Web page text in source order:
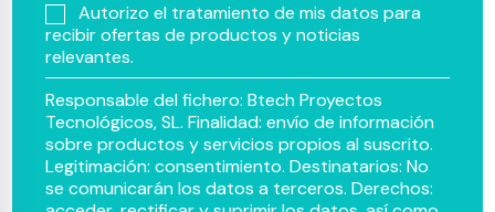
Autorizo el tratamiento de mis datos para
recibir ofertas de productos y noticias
relevantes.
Responsable del fichero: Btech Proyectos
Tecnológicos, SL. Finalidad: envío de información
sobre productos y servicios propios al suscrito.
Legitimación: consentimiento. Destinatarios: No
se comunicarán los datos a terceros. Derechos: